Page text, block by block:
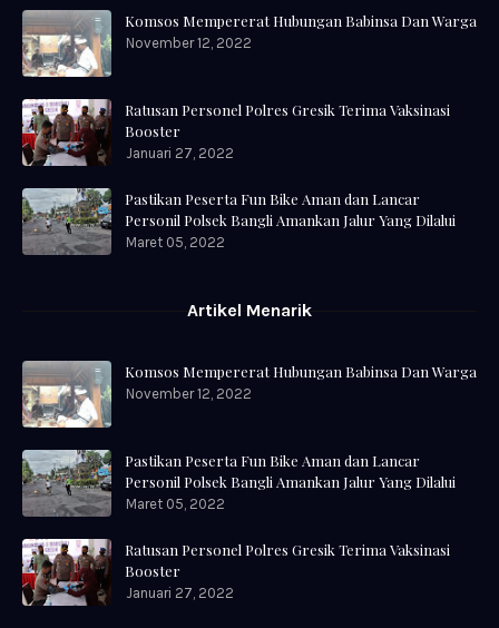
Komsos Mempererat Hubungan Babinsa Dan Warga
November 12, 2022
Ratusan Personel Polres Gresik Terima Vaksinasi
Booster
Januari 27, 2022
Pastikan Peserta Fun Bike Aman dan Lancar
Personil Polsek Bangli Amankan Jalur Yang Dilalui
Maret 05, 2022
Artikel Menarik
Komsos Mempererat Hubungan Babinsa Dan Warga
November 12, 2022
Pastikan Peserta Fun Bike Aman dan Lancar
Personil Polsek Bangli Amankan Jalur Yang Dilalui
Maret 05, 2022
Ratusan Personel Polres Gresik Terima Vaksinasi
Booster
Januari 27, 2022